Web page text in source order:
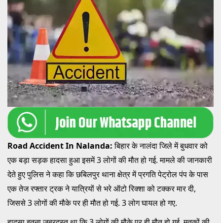
Road Accident In Nalanda:बिहार केनालंदा जिले में बुधवार को
एक बड़ा सड़क हादसा हुआ इसमें 3 लोगों की मौत हो गई. मामले की जानकारी
देते हुए पुलिस ने कहा कि छबिलपुर थाना क्षेत्र में प्रगति पेट्रोल पंप के पास
एक तेज रफ्तार ट्रक ने यात्रियों से भरे ऑटो रिक्शा को टक्कर मार दी,
जिससे 3 लोगों की मौके पर ही मौत हो गई. 3 लोग घायल हो गए.